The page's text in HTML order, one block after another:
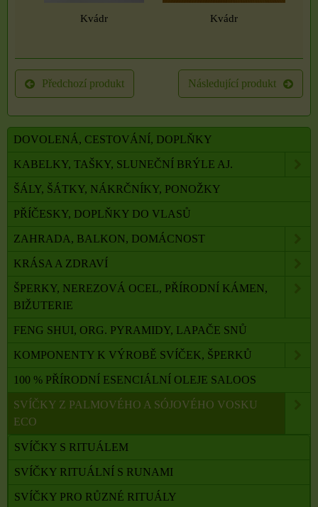
Kvádr Kvádr
Předchozí produkt Následující produkt
DOVOLENÁ, CESTOVÁNÍ, DOPLŇKY
KABELKY, TAŠKY, SLUNEČNÍ BRÝLE AJ.
ŠÁLY, ŠÁTKY, NÁKRČNÍKY, PONOŽKY
PŘÍČESKY, DOPLŇKY DO VLASŮ
ZAHRADA, BALKON, DOMÁCNOST
KRÁSA A ZDRAVÍ
ŠPERKY, NEREZOVÁ OCEL, PŘÍRODNÍ KÁMEN,
BIŽUTERIE
FENG SHUI, ORG. PYRAMIDY, LAPAČE SNŮ
KOMPONENTY K VÝROBĚ SVÍČEK, ŠPERKŮ
100 % PŘÍRODNÍ ESENCIÁLNÍ OLEJE SALOOS
SVÍČKY Z PALMOVÉHO A SÓJOVÉHO VOSKU
ECO
SVÍČKY S RITUÁLEM
SVÍČKY RITUÁLNÍ S RUNAMI
SVÍČKY PRO RŮZNÉ RITUÁLY